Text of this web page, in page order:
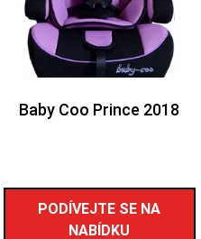
Baby Coo Prince 2018
PODÍVEJTE SE NA
NABÍDKU